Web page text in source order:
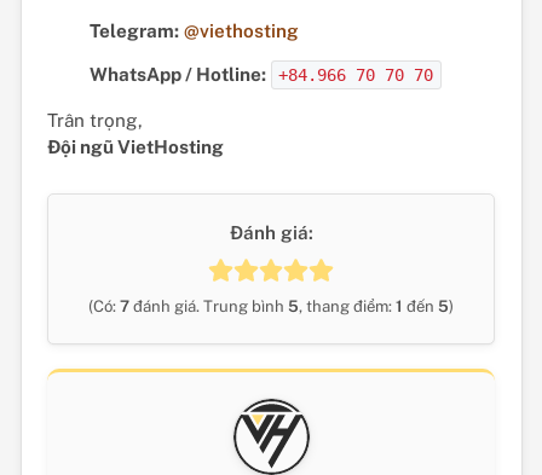
Telegram: @viethosting
WhatsApp / Hotline:
+84.966 70 70 70
Trân trọng,
Đội ngũ VietHosting
Đánh giá:
(Có: 7 đánh giá. Trung bình 5, thang điểm: 1 đến 5)